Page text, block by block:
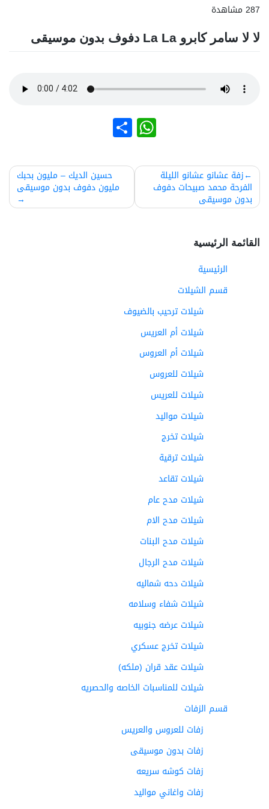
287 مشاهدة
لا لا سامر كابرو La La دفوف بدون موسيقى
WhatsApp
نشر
تصفّح
المقالات
زفة عشانو عشانو الليلة
الفرحة محمد صبيحات دفوف
بدون موسيقى
حسين الديك – مليون بحبك
مليون دفوف بدون موسيقى
القائمة الرئيسية
الرئيسية
قسم الشيلات
شيلات ترحيب بالضيوف
شيلات أم العريس
شيلات أم العروس
شيلات للعروس
شيلات للعريس
شيلات مواليد
شيلات تخرج
شيلات ترقية
شيلات تقاعد
شيلات مدح عام
شيلات مدح الام
شيلات مدح البنات
شيلات مدح الرجال
شيلات دحه شماليه
شيلات شفاء وسلامه
شيلات عرضه جنوبيه
شيلات تخرج عسكري
شيلات عقد قران (ملكه)
شيلات للمناسبات الخاصه والحصريه
قسم الزفات
زفات للعروس والعريس
زفات بدون موسيقى
زفات كوشه سريعه
زفات واغاني مواليد